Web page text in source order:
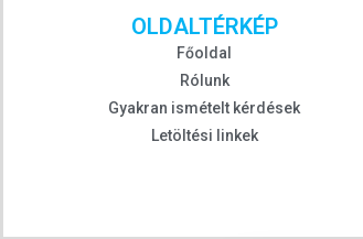
OLDALTÉRKÉP
Főoldal
Rólunk
Gyakran ismételt kérdések
Letöltési linkek